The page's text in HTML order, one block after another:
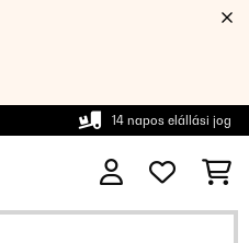
14 napos elállási jog